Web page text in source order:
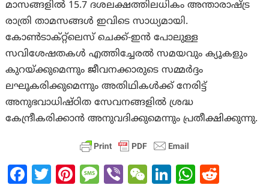
മാസങ്ങളിൽ 15.7 ദശലക്ഷത്തിലധികം അന്താരാഷ്ട്ര
രാത്രി താമസങ്ങൾ ഇവിടെ സാധ്യമായി.
കോൺടാക്റ്റ്‌ലെസ് ചെക്ക്-ഇൻ പോലുള്ള
സവിശേഷതകൾ എത്തിച്ചേരൽ സമയവും ക്യൂകളും
കുറയ്ക്കുമെന്നും ജീവനക്കാരുടെ സമ്മർദ്ദം
ലഘൂകരിക്കുമെന്നും അതിഥികൾക്ക് നേരിട്ട്
അനുഭവാധിഷ്ഠിത സേവനങ്ങളിൽ ശ്രദ്ധ
കേന്ദ്രീകരിക്കാൻ അനുവദിക്കുമെന്നും പ്രതീക്ഷിക്കുന്നു.
Fa T
Pi M Vi W Li W